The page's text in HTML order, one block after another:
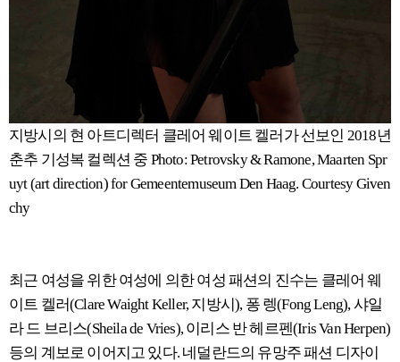
지방시의 현 아트디렉터 클레어 웨이트 켈러가 선보인 2018년
춘추 기성복 컬렉션 중 Photo: Petrovsky & Ramone, Maarten Spr
uyt (art direction) for Gemeentemuseum Den Haag. Courtesy Given
chy
최근 여성을 위한 여성에 의한 여성 패션의 진수는 클레어 웨
이트 켈러(Clare Waight Keller, 지방시), 퐁 렝(Fong Leng), 샤일
라 드 브리스(Sheila de Vries), 이리스 반 헤르펜(Iris Van Herpen)
등의 계보로 이어지고 있다. 네덜란드의 유망주 패션 디자이